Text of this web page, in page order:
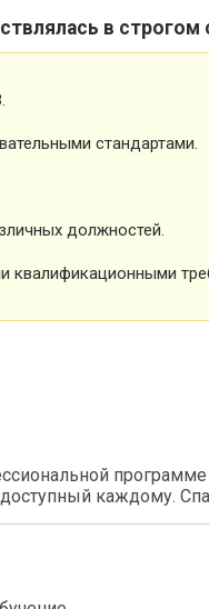
в строгом
стандартами.
должностей.
каждому.